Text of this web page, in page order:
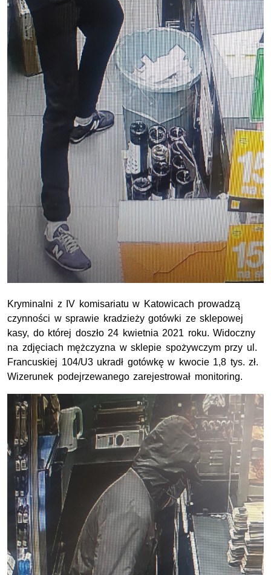
Kryminalni z IV komisariatu w Katowicach prowadzą
czynności w sprawie kradzieży gotówki ze sklepowej
kasy, do której doszło 24 kwietnia 2021 roku. Widoczny
na zdjęciach mężczyzna w sklepie spożywczym przy ul.
Francuskiej 104/U3 ukradł gotówkę w kwocie 1,8 tys. zł.
Wizerunek podejrzewanego zarejestrował monitoring.